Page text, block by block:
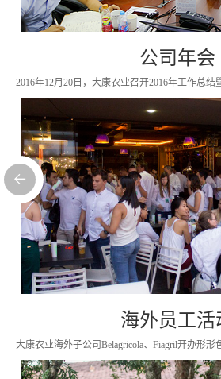
公司年会
2016年12月20日，大康农业召开2016年工作总结
海外员工活
大康农业海外子公司Belagricola、Fiagril开办形形